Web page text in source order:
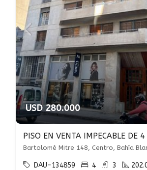
USD 280.000
Bartolomé Mitre 148, Centro, Bahía
DAU-134859 4 3